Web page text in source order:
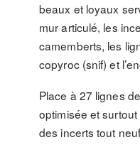
beaux et loyaux
mur articulé, les
camemberts, les
copyroc (snif) et
Place à 27 lignes
optimisée et
des incerts tout